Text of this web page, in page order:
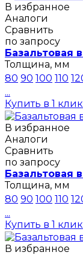
В избранное
Аналоги
Сравнить
по запросу
Базальтовая
Толщина, мм
80 90 100 110
...
Купить в 1 клик
В избранное
Аналоги
Сравнить
по запросу
Базальтовая
Толщина, мм
80 90 100 110
...
Купить в 1 клик
В избранное